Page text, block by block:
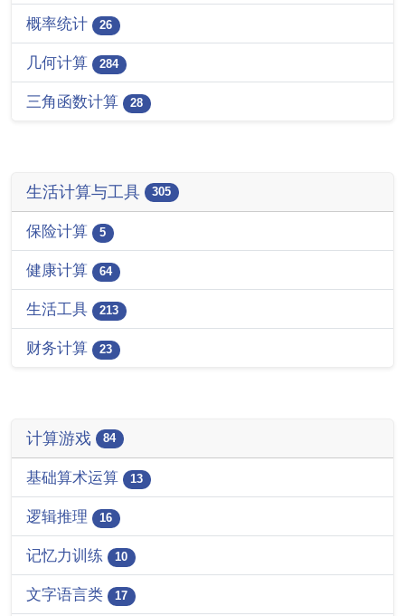
概率统计 26
几何计算 284
三角函数计算 28
生活计算与工具 305
保险计算 5
健康计算 64
生活工具 213
财务计算 23
计算游戏 84
基础算术运算 13
逻辑推理 16
记忆力训练 10
文字语言类 17